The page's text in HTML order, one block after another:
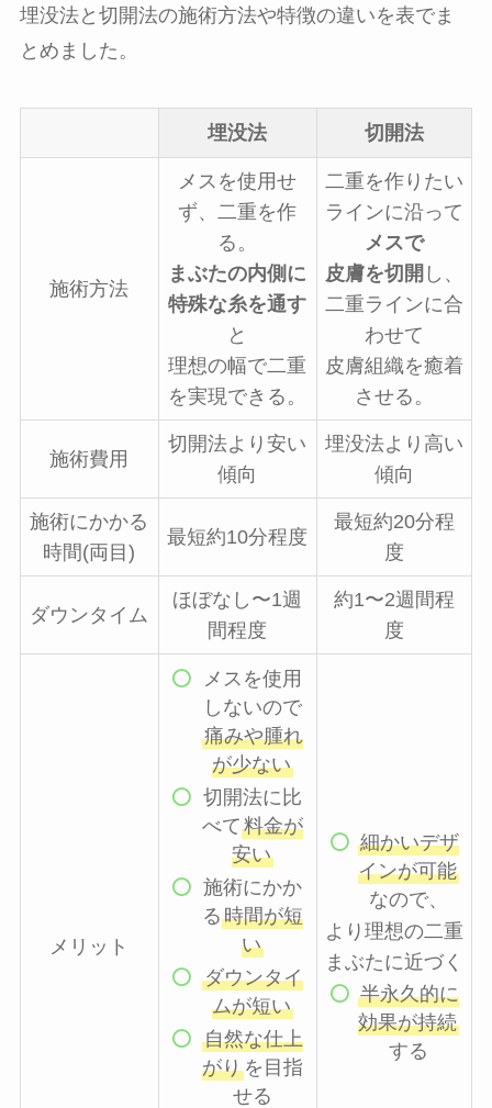
埋没法と切開法の施術方法や特徴の違いを表でま
とめました。
埋没法 切開法
施術方法
メスを使用せ
ず、二重を作
る。
まぶたの内側に
特殊な糸を通す
と
理想の幅で二重
を実現できる。
二重を作りたい
ラインに沿って
メスで
皮膚を切開 し、
二重ラインに合
わせて
皮膚組織を癒着
させる。
施術費用
切開法より安い
傾向
埋没法より高い
傾向
施術にかかる
時間(両目)
最短約10分程度
最短約20分程
度
ダウンタイム
ほぼなし〜1週
間程度
約1〜2週間程
度
メリット
メスを使用
しないので
痛みや腫れ
が少ない
切開法に比
べて料金が
安い
施術にかか
る時間が短
い
ダウンタイ
ムが短い
自然な仕上
がりを目指
せる
細かいデザ
インが可能
なので、
より理想の二重
まぶたに近づく
半永久的に
効果が持続
する